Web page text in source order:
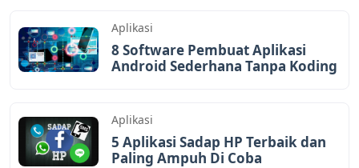
Aplikasi
8 Software Pembuat Aplikasi
Android Sederhana Tanpa Koding
Aplikasi
5 Aplikasi Sadap HP Terbaik dan
Paling Ampuh Di Coba